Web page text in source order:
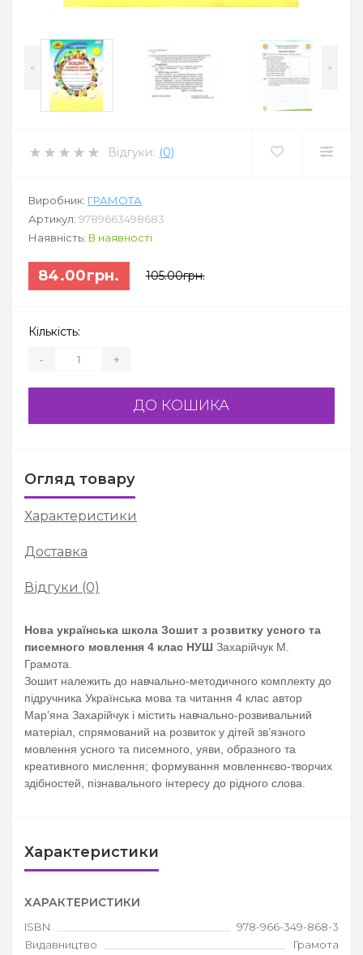
< >
Відгуки: (0)
Виробник: ГРАМОТА
Артикул: 9789663498683
Наявність: В наявності
84.00грн. 105.00грн.
Кількість:
- +
ДО КОШИКА
Огляд товару
Характеристики
Доставка
Відгуки (0)
Нова українська школа Зошит з розвитку усного та
писемного мовлення 4 клас НУШ Захарійчук М.
Грамота.
Зошит належить до навчально-методичного комплекту до
підручника Українська мова та читання 4 клас автор
Мар’яна Захарійчук і містить навчально-розвивальний
матеріал, спрямований на розвиток у дітей зв’язного
мовлення усного та писемного, уяви, образного та
креативного мислення; формування мовленнєво-творчих
здібностей, пізнавального інтересу до рідного слова.
Характеристики
ХАРАКТЕРИСТИКИ
ISBN
978-966-349-868-3
Видавництво
Грамота